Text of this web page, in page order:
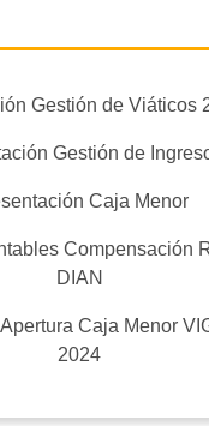
Gestión de Viáticos
Gestión de
Caja Menor
Compensación
DIAN
Caja Menor
2024